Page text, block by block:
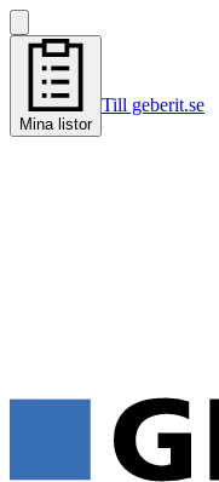
Mina listor
Till geberit.se